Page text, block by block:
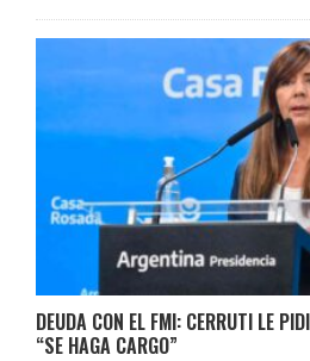
DEUDA CON EL FMI: CERRUTI LE
“SE HAGA CARGO”